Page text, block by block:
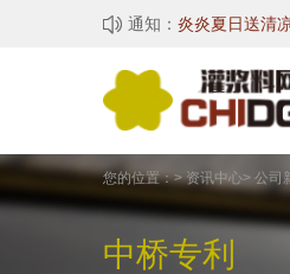
 通知： 湖北中桥科技
您的位置：> 资讯中心> 公司
中桥专利